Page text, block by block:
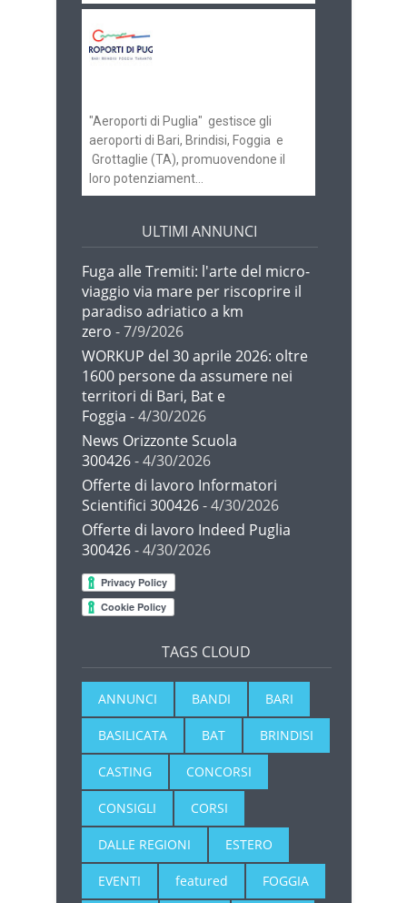
"Aeroporti di Puglia" gestisce gli
aeroporti di Bari, Brindisi, Foggia e
Grottaglie (TA), promuovendone il
loro potenziament...
ULTIMI ANNUNCI
Fuga alle Tremiti: l'arte del micro-
viaggio via mare per riscoprire il
paradiso adriatico a km
zero - 7/9/2026
WORKUP del 30 aprile 2026: oltre
1600 persone da assumere nei
territori di Bari, Bat e
Foggia - 4/30/2026
News Orizzonte Scuola
300426- 4/30/2026
Offerte di lavoro Informatori
Scientifici 300426- 4/30/2026
Offerte di lavoro Indeed Puglia
300426- 4/30/2026
TAGS CLOUD
ANNUNCI BANDI BARI
BASILICATA BAT BRINDISI
CASTING CONCORSI
CONSIGLI CORSI
DALLE REGIONI ESTERO
EVENTI featured FOGGIA